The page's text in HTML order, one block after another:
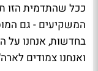
ככל שהתדמית הזו
המשקיעים - גם
בחדשות, אנחנו על
ואנחנו צמודים